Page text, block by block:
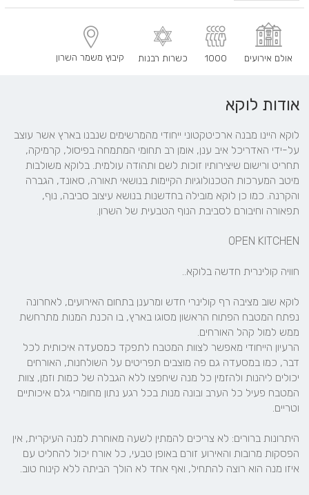
אולם אירועים 1000 כשרות רבנות קיבוץ משמר השרון
אודות לוקא
איזו מנה הוא רוצה להתחיל, ואף אחד לא הולך הביתה ללא קינוח טוב.